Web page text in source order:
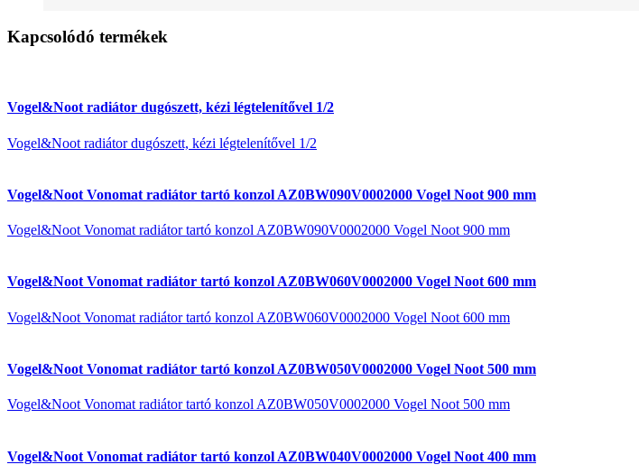
Kapcsolódó termékek
Vogel&Noot radiátor dugószett, kézi légtelenítővel 1/2
Vogel&Noot radiátor dugószett, kézi légtelenítővel 1/2
Vogel&Noot Vonomat radiátor tartó konzol AZ0BW090V0002000 Vogel Noot 900 mm
Vogel&Noot Vonomat radiátor tartó konzol AZ0BW090V0002000 Vogel Noot 900 mm
Vogel&Noot Vonomat radiátor tartó konzol AZ0BW060V0002000 Vogel Noot 600 mm
Vogel&Noot Vonomat radiátor tartó konzol AZ0BW060V0002000 Vogel Noot 600 mm
Vogel&Noot Vonomat radiátor tartó konzol AZ0BW050V0002000 Vogel Noot 500 mm
Vogel&Noot Vonomat radiátor tartó konzol AZ0BW050V0002000 Vogel Noot 500 mm
Vogel&Noot Vonomat radiátor tartó konzol AZ0BW040V0002000 Vogel Noot 400 mm